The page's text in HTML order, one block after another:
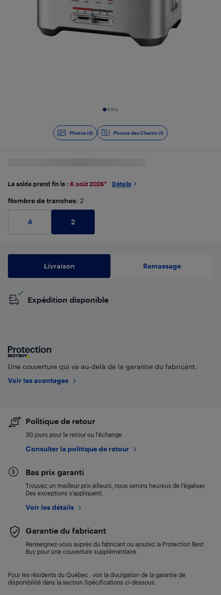
Photos (4) Photos des Clients (1)
Le solde prend fin le : 6 août 2026* Détails
Nombre de tranches: 2
4 2
Livraison Ramassage
Expédition disponible
Une couverture qui va au-delà de la garantie du fabricant.
Voir les avantages
Politique de retour
30 jours pour le retour ou l’échange
Consulter la politique de retour
Bas prix garanti
Trouvez un meilleur prix ailleurs, nous serons heureux de l’égaliser.
Des exceptions s’appliquent.
Voir les détails
Garantie du fabricant
Renseignez-vous auprès du fabricant ou ajoutez la Protection Best
Buy pour une couverture supplémentaire.
Pour les résidents du Québec : voir la divulgation de la garantie de
disponibilité dans la section Spécifications ci-dessous.